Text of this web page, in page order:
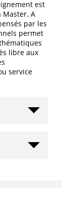
est
A
par les
permet
libre aux
service